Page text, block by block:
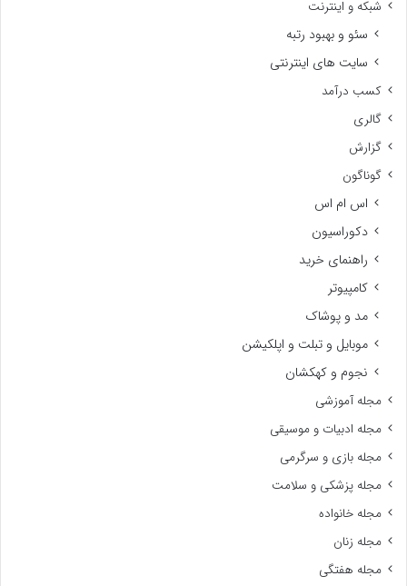
شبکه و اینترنت
سئو و بهبود رتبه
سایت های اینترنتی
کسب درآمد
گالری
گزارش
گوناگون
اس ام اس
دکوراسیون
راهنمای خرید
کامپیوتر
مد و پوشاک
موبایل و تبلت و اپلکیشن
نجوم و کهکشان
مجله آموزشی
مجله ادبیات و موسیقی
مجله بازی و سرگرمی
مجله پزشکی و سلامت
مجله خانواده
مجله زنان
مجله هفتگی